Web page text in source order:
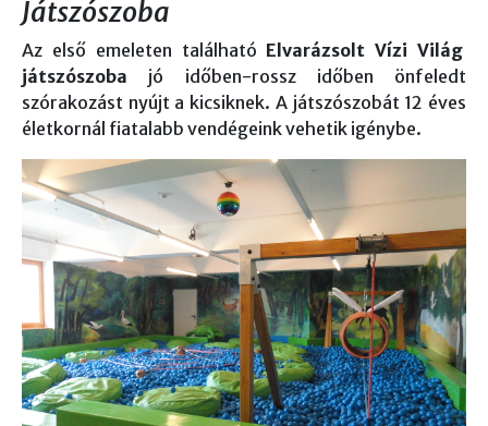
Játszószoba
Az első emeleten található Elvarázsolt Vízi Világ
játszószoba jó időben-rossz időben önfeledt
szórakozást nyújt a kicsiknek. A játszószobát 12 éves
életkornál fiatalabb vendégeink vehetik igénybe.